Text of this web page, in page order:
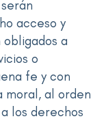
acceso y
a
o
fe y con
moral, al orden
los derechos